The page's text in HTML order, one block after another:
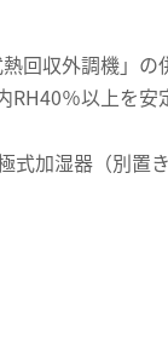
回収外調機」の
％以上を安
式加湿器（別置